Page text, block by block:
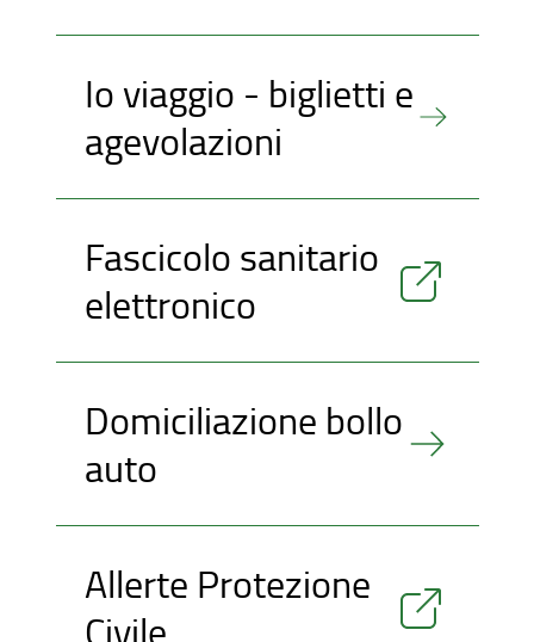
Io viaggio - biglietti e
agevolazioni
Fascicolo sanitario
elettronico
Domiciliazione bollo
auto
Allerte Protezione
Civile